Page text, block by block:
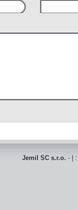
Jemil SC s.r.o. - |